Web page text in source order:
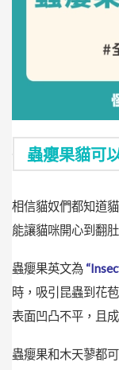
蟲癭果貓可
相信貓奴們都知道
能讓貓咪開心到翻
蟲癭果英文為 “
時，吸引昆蟲到花
表面凹凸不平，且
蟲癭果和木天蓼都